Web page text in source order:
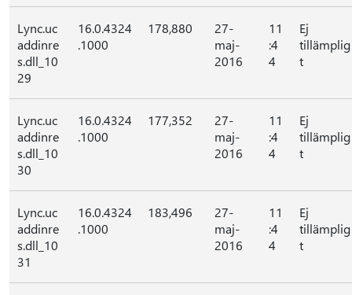
Lync.uc
addinre
s.dll_10
29
16.0.4324
.1000
178,880
27-
maj-
2016
11
:4
4
Ej
tillämplig
t
Lync.uc
addinre
s.dll_10
30
16.0.4324
.1000
177,352
27-
maj-
2016
11
:4
4
Ej
tillämplig
t
Lync.uc
addinre
s.dll_10
31
16.0.4324
.1000
183,496
27-
maj-
2016
11
:4
4
Ej
tillämplig
t